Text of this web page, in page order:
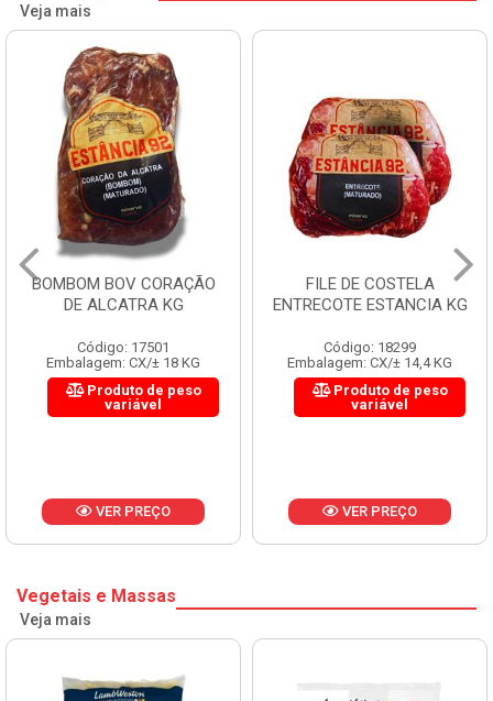
Veja mais
BOMBOM BOV CORAÇÃO
DE ALCATRA KG
Código: 17501
Embalagem: CX/± 18 KG
Produto de peso
variável
VER PREÇO
FILE DE COSTELA
ENTRECOTE ESTANCIA KG
Código: 18299
Embalagem: CX/± 14,4 KG
Produto de peso
variável
VER PREÇO
Vegetais e Massas
Veja mais